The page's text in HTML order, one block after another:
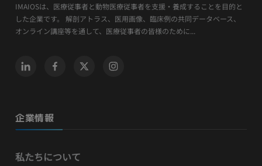
IMAIOSは、医療従事者と動物医療従事者を支援・養成することを目的と
した企業です。 解剖アトラス、医用画像、臨床例の共同データベース、
オンライン講座等を通して、医療従事者の皆様のために...
企業情報
私たちについて